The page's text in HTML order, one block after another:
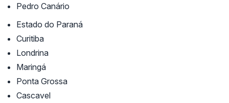
Pedro Canário
Estado do Paraná
Curitiba
Londrina
Maringá
Ponta Grossa
Cascavel